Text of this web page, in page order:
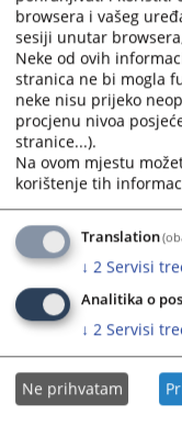
Protok predmeta
godine
browsera i vašeg
sesiji unutar
Neke od ovih
stranica ne bi mogla
neke nisu prijeko
procjenu nivoa
stranice...).
Na ovom mjestu
korištenje tih
Translation
↓ 2 Servisi
Analitika o
↓ 2 Servisi
Ne prihvatam